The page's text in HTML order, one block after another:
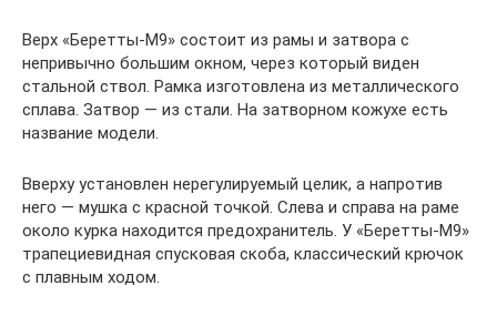
Верх «Беретты-М9» состоит из рамы и затвора с
непривычно большим окном, через который виден
стальной ствол. Рамка изготовлена из металлического
сплава. Затвор — из стали. На затворном кожухе есть
название модели.
Вверху установлен нерегулируемый целик, а напротив
него — мушка с красной точкой. Слева и справа на раме
около курка находится предохранитель. У «Беретты-М9»
трапециевидная спусковая скоба, классический крючок
с плавным ходом.